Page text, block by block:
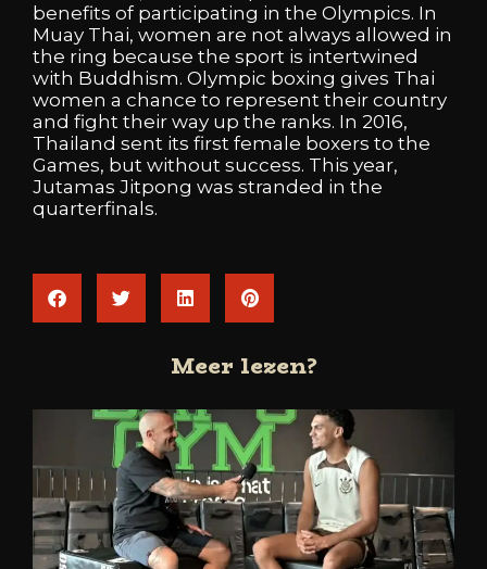
benefits of participating in the Olympics. In
Muay Thai, women are not always allowed in
the ring because the sport is intertwined
with Buddhism. Olympic boxing gives Thai
women a chance to represent their country
and fight their way up the ranks. In 2016,
Thailand sent its first female boxers to the
Games, but without success. This year,
Jutamas Jitpong was stranded in the
quarterfinals.
Meer lezen?